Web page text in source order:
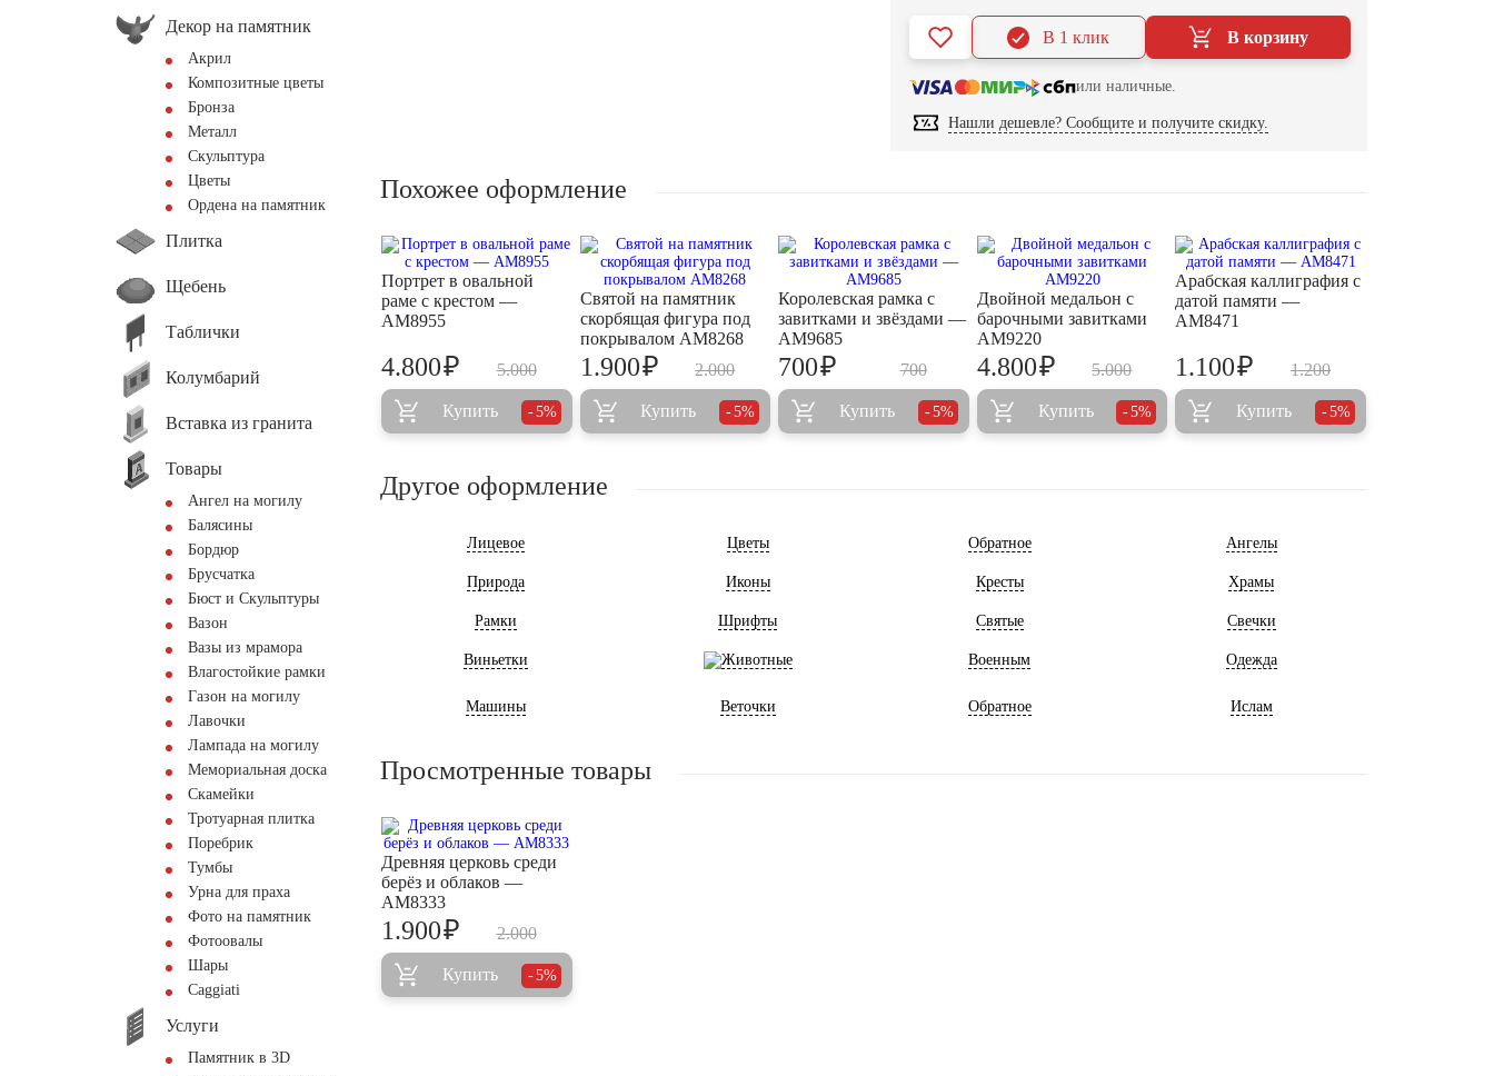
Декор на памятник
Акрил
Композитные цветы
Бронза
Металл
Скульптура
Цветы
Ордена на памятник
Плитка
Щебень
Таблички
Колумбарий
Вставка из гранита
Товары
Ангел на могилу
Балясины
Бордюр
Брусчатка
Бюст и Скульптуры
Вазон
Вазы из мрамора
Влагостойкие рамки
Газон на могилу
Лавочки
Лампада на могилу
Мемориальная доска
Скамейки
Тротуарная плитка
Поребрик
Тумбы
Урна для праха
Фото на памятник
Фотоовалы
Шары
Сaggiati
Услуги
Памятник в 3D
В корзину
В 1 клик
или наличные.
Нашли дешевле? Сообщите и получите скидку.
Похожее оформление
Портрет в овальной
раме с крестом —
AM8955
5.000
4.800₽
Купить 5%
Святой на памятник
скорбящая фигура под
покрывалом AM8268
2.000
1.900₽
Купить 5%
Королевская рамка с
завитками и звёздами —
AM9685
700
700₽
Купить 5%
Двойной медальон с
барочными завитками
AM9220
5.000
4.800₽
Купить 5%
Арабская каллиграфия с
датой памяти —
AM8471
1.200
1.100₽
Купить 5%
Другое оформление
Лицевое Цветы Обратное Ангелы
Природа Иконы Кресты Храмы
Рамки Шрифты Святые Свечки
Виньетки Животные Военным Одежда
Машины Веточки Обратное Ислам
Просмотренные товары
Древняя церковь среди
берёз и облаков —
AM8333
2.000
1.900₽
Купить 5%